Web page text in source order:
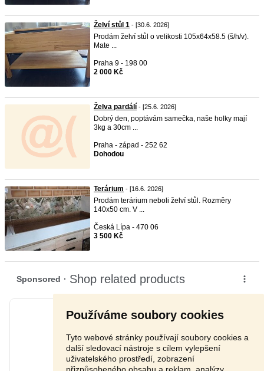
Používáme soubory cookies
Tyto webové stránky používají soubory cookies a
další sledovací nástroje s cílem vylepšení
uživatelského prostředí, zobrazení
přizpůsobeného obsahu a reklam, analýzy
Želví stůl 1 - [30.6. 2026]
Prodám želví stůl o velikosti 105x64x58.5 (š/h/v).
Mate ...
Praha 9 - 198 00
2 000 Kč
Želva pardálí - [25.6. 2026]
Dobrý den, poptávám samečka, naše holky mají
3kg a 30cm ...
Praha - západ - 252 62
Dohodou
Terárium - [16.6. 2026]
Prodám terárium neboli želví stůl. Rozměry
140x50 cm. V ...
Česká Lípa - 470 06
3 500 Kč